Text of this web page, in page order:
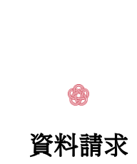
資料請求